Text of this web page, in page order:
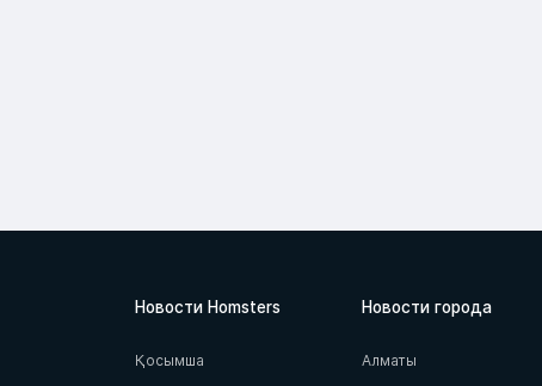
Новости Homsters
Қосымша
Новости города
Алматы